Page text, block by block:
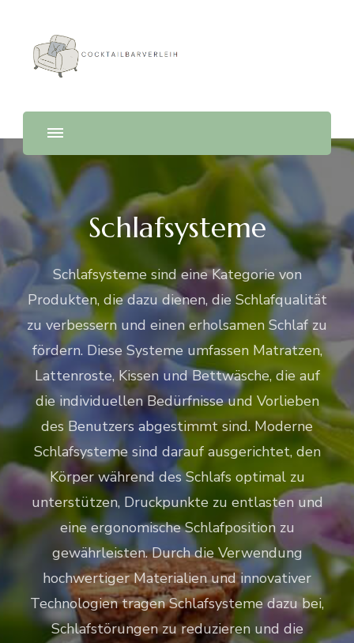
Cocktailbarverleih
Schlafsysteme
Schlafsysteme sind eine Kategorie von
Produkten, die dazu dienen, die Schlafqualität
zu verbessern und einen erholsamen Schlaf zu
fördern. Diese Systeme umfassen Matratzen,
Lattenroste, Kissen und Bettwäsche, die auf
die individuellen Bedürfnisse und Vorlieben
des Benutzers abgestimmt sind. Moderne
Schlafsysteme sind darauf ausgerichtet, den
Körper während des Schlafs optimal zu
unterstützen, Druckpunkte zu entlasten und
eine ergonomische Schlafposition zu
gewährleisten. Durch die Verwendung
hochwertiger Materialien und innovativer
Technologien tragen Schlafsysteme dazu bei,
Schlafstörungen zu reduzieren und die